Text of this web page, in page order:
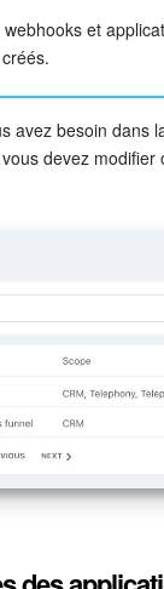
et
avez besoin dans
devez